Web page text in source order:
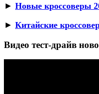
► Новые кроссоверы
► Китайские
Видео тест-драйв